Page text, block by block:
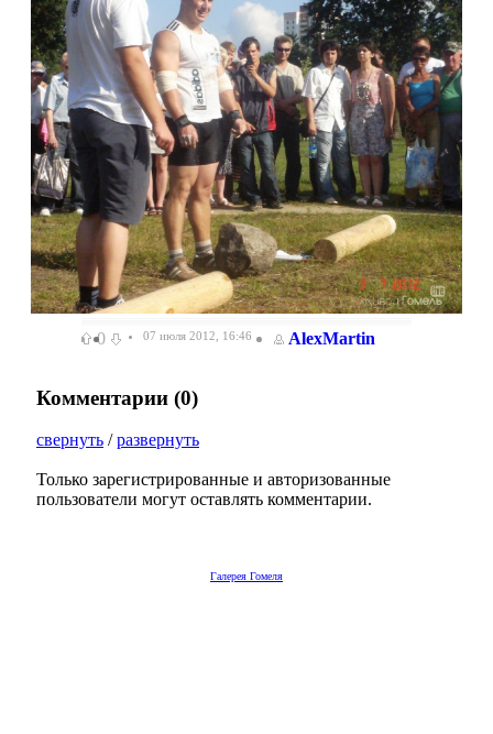
0 07 июля 2012, 16:46 AlexMartin
Комментарии (0)
свернуть /развернуть
Только зарегистрированные и авторизованные
пользователи могут оставлять комментарии.
Галерея Гомеля